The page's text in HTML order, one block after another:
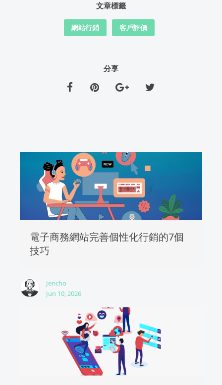
文章標籤
網站行銷 客戶評價
分享
電子商務網站完善個性化行銷的7個
技巧
Jericho
Jun 10, 2026